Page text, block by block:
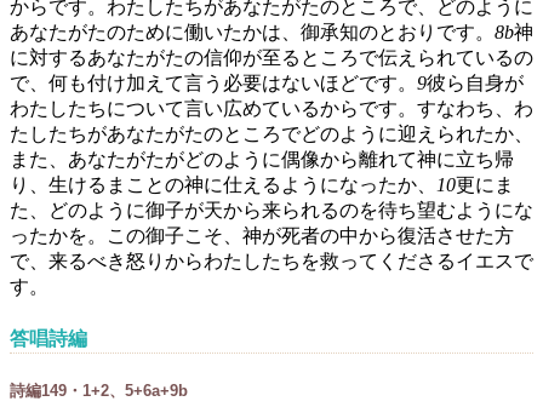
からです。わたしたちがあなたがたのところで、どのように
あなたがたのために働いたかは、御承知のとおりです。 8b神
に対するあなたがたの信仰が至るところで伝えられているの
で、何も付け加えて言う必要はないほどです。 9彼ら自身が
わたしたちについて言い広めているからです。すなわち、わ
たしたちがあなたがたのところでどのように迎えられたか、
また、あなたがたがどのように偶像から離れて神に立ち帰
り、生けるまことの神に仕えるようになったか、
10更にま
た、どのように御子が天から来られるのを待ち望むようにな
ったかを。この御子こそ、神が死者の中から復活させた方
で、来るべき怒りからわたしたちを救ってくださるイエスで
す。
答唱詩編
詩編149・1+2、5+6a+9b